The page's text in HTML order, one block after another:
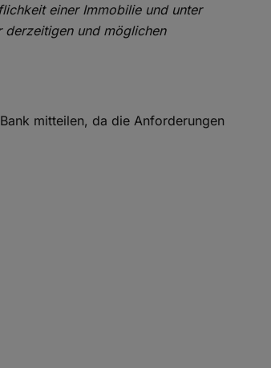
einer Immobilie und unter
derzeitigen und möglichen
mitteilen, da die Anforderungen